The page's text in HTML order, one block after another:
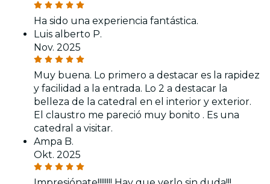
Ha sido una experiencia fantástica.
Luis alberto P.
Nov. 2025
Muy buena. Lo primero a destacar es la rapidez
y facilidad a la entrada. Lo 2 a destacar la
belleza de la catedral en el interior y exterior.
El claustro me pareció muy bonito . Es una
catedral a visitar.
Ampa B.
Okt. 2025